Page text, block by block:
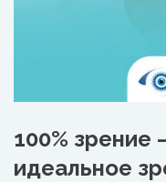
100% зрение
идеальное